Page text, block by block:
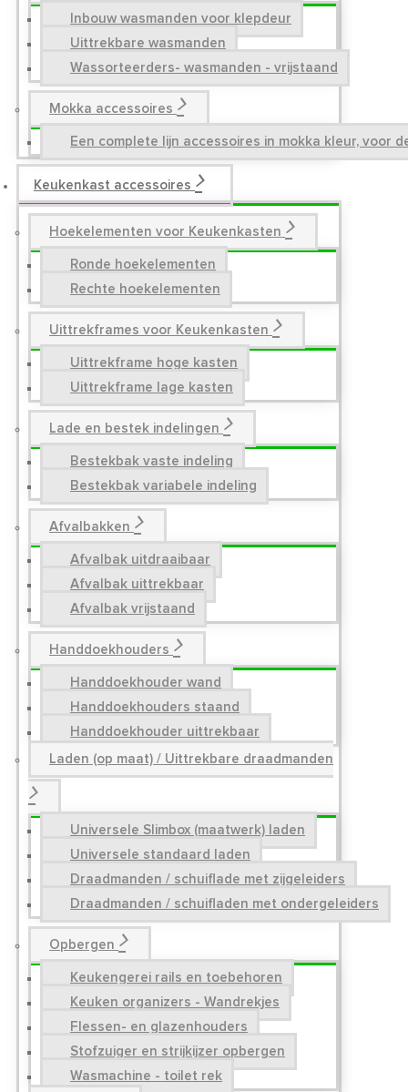
Inbouw wasmanden voor klepdeur
Uittrekbare wasmanden
Wassorteerders- wasmanden - vrijstaand
Mokka accessoires
Een complete lijn accessoires in mokka kleur, voor
Keukenkast accessoires
Hoekelementen voor Keukenkasten
Ronde hoekelementen
Rechte hoekelementen
Uittrekframes voor Keukenkasten
Uittrekframe hoge kasten
Uittrekframe lage kasten
Lade en bestek indelingen
Bestekbak vaste indeling
Bestekbak variabele indeling
Afvalbakken
Afvalbak uitdraaibaar
Afvalbak uittrekbaar
Afvalbak vrijstaand
Handdoekhouders
Handdoekhouder wand
Handdoekhouders staand
Handdoekhouder uittrekbaar
Laden (op maat) / Uittrekbare draadmanden
Universele Slimbox (maatwerk) laden
Universele standaard laden
Draadmanden / schuiflade met zijgeleiders
Draadmanden / schuifladen met ondergeleiders
Opbergen
Keukengerei rails en toebehoren
Keuken organizers - Wandrekjes
Flessen- en glazenhouders
Stofzuiger en strijkijzer opbergen
Wasmachine - toilet rek